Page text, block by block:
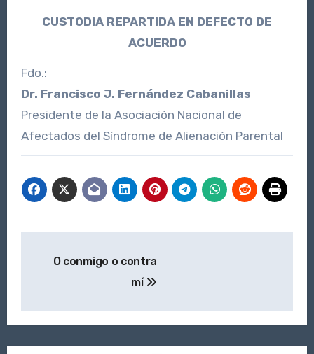
CUSTODIA REPARTIDA EN DEFECTO DE
ACUERDO
Fdo.:
Dr. Francisco J. Fernández Cabanillas
Presidente de la Asociación Nacional de
Afectados del Síndrome de Alienación Parental
O conmigo o contra
mí